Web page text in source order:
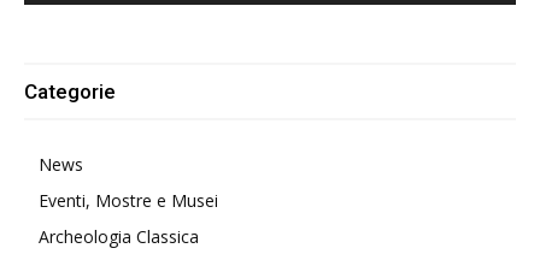
Categorie
News
Eventi, Mostre e Musei
Archeologia Classica